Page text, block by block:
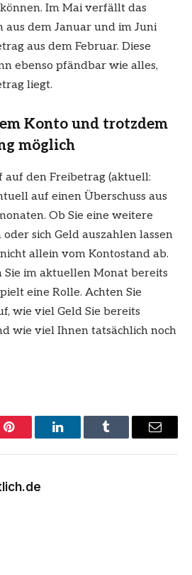
Im Mai verfällt das
aus dem Januar und im Juni
aus dem Februar. Diese
ebenso pfändbar wie alles,
liegt.
Konto und trotzdem
möglich
auf den Freibetrag (aktuell:
auf einen Überschuss aus
Ob Sie eine weitere
sich Geld auszahlen lassen
allein vom Kontostand ab.
Sie im aktuellen Monat bereits
eine Rolle. Achten Sie
wie viel Geld Sie bereits
wie viel Ihnen tatsächlich noch
Pinterest LinkedInTumblr Email